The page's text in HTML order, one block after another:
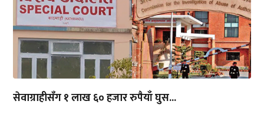
सेवाग्राहीसँग १ लाख ६० हजार रुपैयाँ घुस...